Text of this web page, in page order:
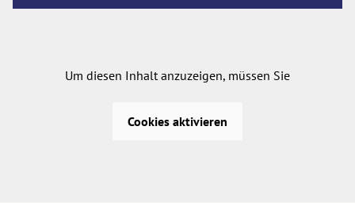
Um diesen Inhalt anzuzeigen, müssen Sie
Cookies aktivieren